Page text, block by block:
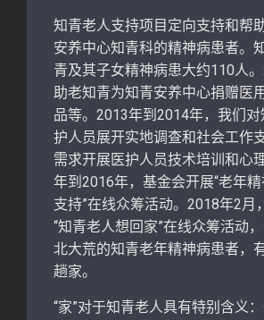
知青老人支持项目定向支持和帮
安养中心知青科的精神病患者。
青及其子女精神病患大约110人
助老知青为知青安养中心捐赠医
品等。2013年到2014年，我们
护人员展开实地调查和社会工作
需求开展医护人员技术培训和心
年到2016年，基金会开展“老年
支持”在线众筹活动。2018年2月
“知青老人想回家”在线众筹活动
北大荒的知青老年精神病患者，
趟家。
“家”对于知青老人具有特别含义